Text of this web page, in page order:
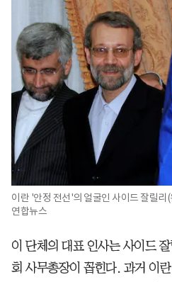
이란 '안정 전선'의 얼굴인 사이드 잘릴리
연합뉴스
이 단체의 대표 인사는 사이드
회 사무총장이 꼽힌다. 과거 이